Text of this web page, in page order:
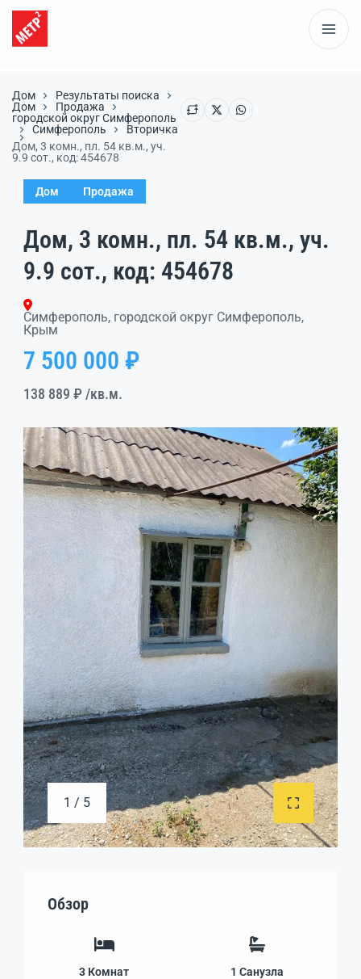
Дом
Результаты поиска
Дом
Продажа
городской округ Симферополь
Симферополь
Вторичка
Дом, 3 комн., пл. 54 кв.м., уч.
9.9 сот., код: 454678
Дом Продажа
Дом, 3 комн., пл. 54 кв.м., уч.
9.9 сот., код: 454678
Симферополь, городской округ Симферополь,
Крым
7 500 000 ₽
138 889 ₽ /кв.м.
1 / 5
Обзор
3 Комнат 1 Санузла